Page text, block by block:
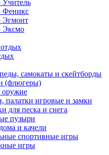
Учитель
Феникс
Эгмонт
Эксмо
самокаты и скейтборды
(флюгеры)
оружие
палатки игровые и замки
для песка и снега
пузыри
и качели
спортивные игры
игры